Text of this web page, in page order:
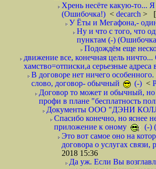
Хрень несёте какую-то...
(Ошибочка!) < decarch >
У Ёты и Мегафона,-
Ну и что с того, что
пунктам (-)
Подождём еще
движение все, конечная цель
хамство=отписки,а серьезные
В договоре нет ничего
слово, договор- обычный
(-) <
Договор то может и обычный, но
профи в плане "бесплатность
Документы ООО "ДЭНИ
Спасибо конечно, но яснее
приложение к оному
(-)
Это вот самое оно на
договора о услугах
2018 15:36
Да уж. Если Вы